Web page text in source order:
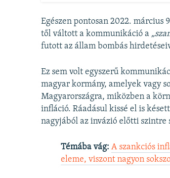
Egészen pontosan 2022. március
től váltott a kommunikáció a
futott az állam bombás
Ez sem volt egyszerű
magyar kormány, amelyek vagy
Magyarországra, miközben a
infláció. Ráadásul kissé el is
nagyjából az invázió előtti szintre
Témába vág:A szankciós
eleme, viszont nagyon